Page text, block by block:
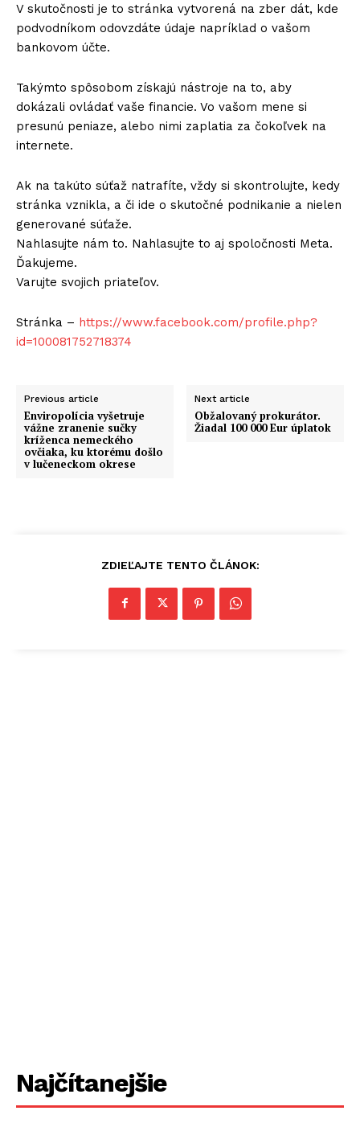
V skutočnosti je to stránka vytvorená na zber dát, kde
podvodníkom odovzdáte údaje napríklad o vašom
bankovom účte.
Takýmto spôsobom získajú nástroje na to, aby
dokázali ovládať vaše financie. Vo vašom mene si
presunú peniaze, alebo nimi zaplatia za čokoľvek na
internete.
Ak na takúto súťaž natrafíte, vždy si skontrolujte, kedy
stránka vznikla, a či ide o skutočné podnikanie a nielen
generované súťaže.
Nahlasujte nám to. Nahlasujte to aj spoločnosti Meta.
Ďakujeme.
Varujte svojich priateľov.
Stránka – https://www.facebook.com/profile.php?
id=100081752718374
Previous article
Enviropolícia vyšetruje
vážne zranenie sučky
kríženca nemeckého
ovčiaka, ku ktorému došlo
v lučeneckom okrese
Next article
Obžalovaný prokurátor.
Žiadal 100 000 Eur úplatok
ZDIEĽAJTE TENTO ČLÁNOK:
Najčítanejšie